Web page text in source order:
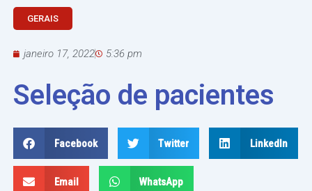
para
GERAIS
janeiro 17, 2022 5:36 pm
Seleção de pacientes
Facebook Twitter LinkedIn
Email WhatsApp